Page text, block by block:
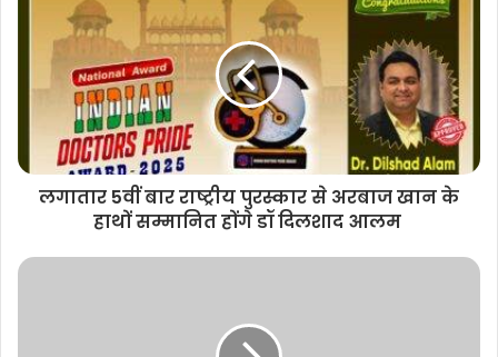
e
लगातार 5वीं बार राष्ट्रीय पुरस्कार से अरबाज खान के
हाथों सम्मानित होंगे डॉ दिलशाद आलम